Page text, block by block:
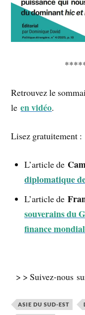
Retrouvez le
leen vidéo.
Lisez gratuitement :
L’article de
diplomatique
L’article de
souverains du
finance
> > Suivez-nous
ASIE DU SUD-EST